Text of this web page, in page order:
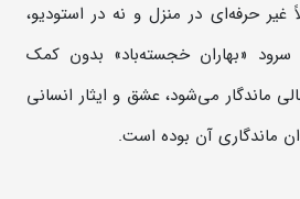
غیر حرفه‌ای در منزل و نه در استودیو،
«بهاران خجسته‌باد» بدون کمک
ماندگار می‌شود، عشق و ایثار انسانی
ماندگاری آن بوده است.